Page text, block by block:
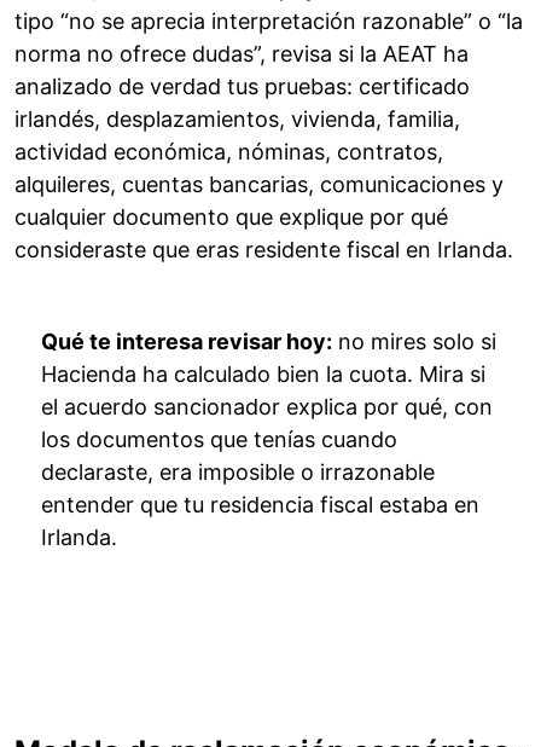
tipo “no se aprecia interpretación razonable” o “la
norma no ofrece dudas”, revisa si la AEAT ha
analizado de verdad tus pruebas: certificado
irlandés, desplazamientos, vivienda, familia,
actividad económica, nóminas, contratos,
alquileres, cuentas bancarias, comunicaciones y
cualquier documento que explique por qué
consideraste que eras residente fiscal en Irlanda.
Qué te interesa revisar hoy: no mires solo si
Hacienda ha calculado bien la cuota. Mira si
el acuerdo sancionador explica por qué, con
los documentos que tenías cuando
declaraste, era imposible o irrazonable
entender que tu residencia fiscal estaba en
Irlanda.